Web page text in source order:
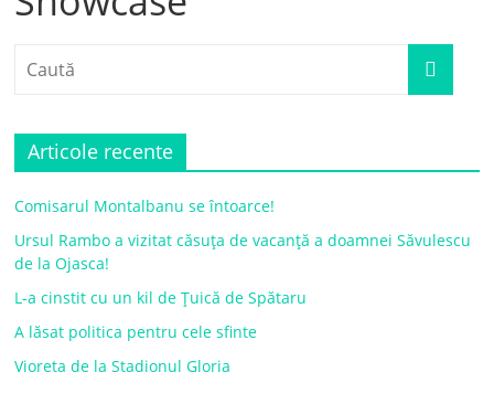
Articole recente
Comisarul Montalbanu se întoarce!
Ursul Rambo a vizitat căsuța de vacanță a doamnei Săvulescu
de la Ojasca!
L-a cinstit cu un kil de Țuică de Spătaru
A lăsat politica pentru cele sfinte
Vioreta de la Stadionul Gloria